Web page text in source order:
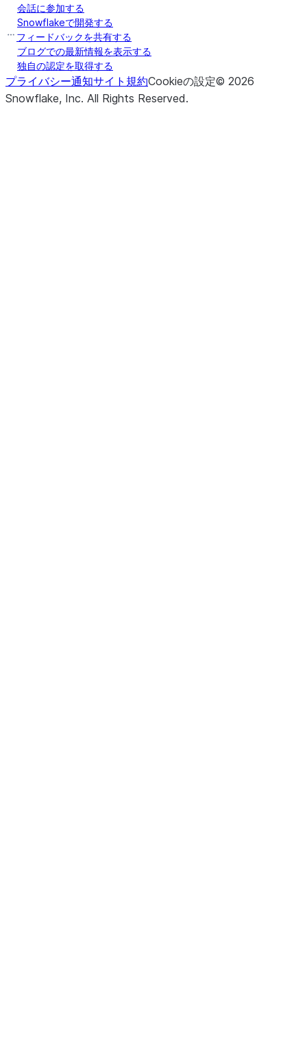
会話に参加する
Snowflakeで開発する
フィードバックを共有する
ブログでの最新情報を表示する
独自の認定を取得する
プライバシー通知サイト規約Cookieの設定© 2026
Snowflake, Inc. All Rights Reserved.